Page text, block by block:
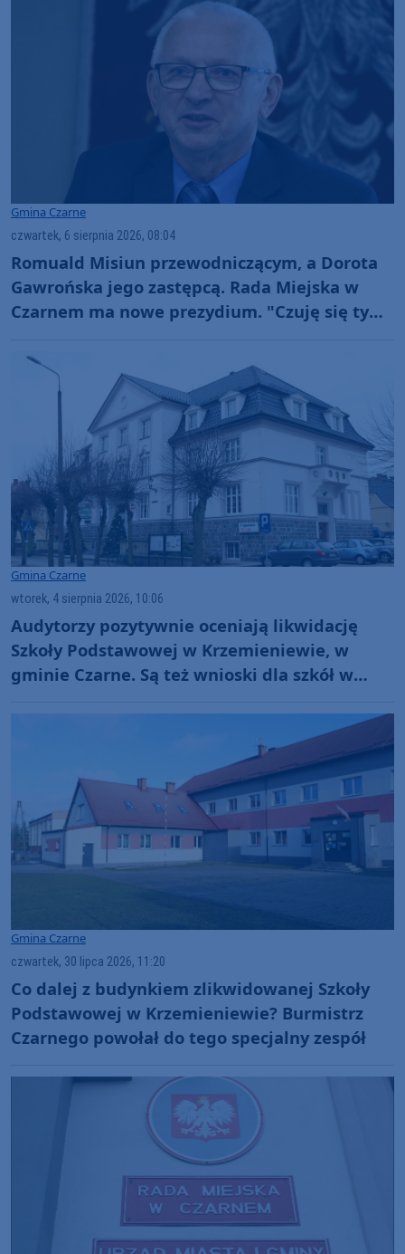
Gmina Czarne
czwartek, 6 sierpnia 2026, 08:04
Romuald Misiun przewodniczącym, a Dorota
Gawrońska jego zastępcą. Rada Miejska w
Czarnem ma nowe prezydium. "Czuję się tym
Gmina Czarne
wtorek, 4 sierpnia 2026, 10:06
Audytorzy pozytywnie oceniają likwidację
Szkoły Podstawowej w Krzemieniewie, w
gminie Czarne. Są też wnioski dla szkół w
Gmina Czarne
czwartek, 30 lipca 2026, 11:20
Co dalej z budynkiem zlikwidowanej Szkoły
Podstawowej w Krzemieniewie? Burmistrz
Czarnego powołał do tego specjalny zespół